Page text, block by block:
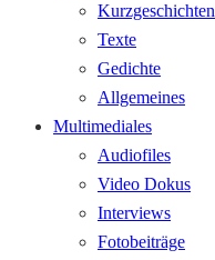
Kurzgeschichten
Texte
Gedichte
Allgemeines
Multimediales
Audiofiles
Video Dokus
Interviews
Fotobeiträge